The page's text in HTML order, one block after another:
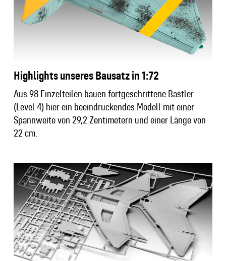
Highlights unseres Bausatz in 1:72
Aus 98 Einzelteilen bauen fortgeschrittene Bastler
(Level 4) hier ein beeindruckendes Modell mit einer
Spannweite von 29,2 Zentimetern und einer Länge von
22 cm.